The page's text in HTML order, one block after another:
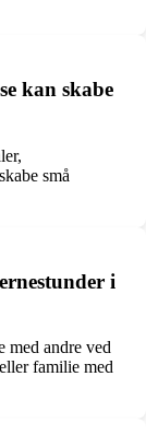
kan skabe
små
i
med andre ved
familie med